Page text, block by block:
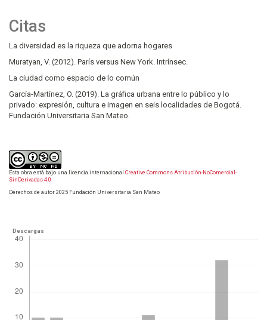
Citas
La diversidad es la riqueza que adorna hogares
Muratyan, V. (2012). París versus New York. Intrínsec.
La ciudad como espacio de lo común
García-Martínez, O. (2019). La gráfica urbana entre lo público y lo
privado: expresión, cultura e imagen en seis localidades de Bogotá.
Fundación Universitaria San Mateo.
Esta obra está bajo una licencia internacional Creative Commons Atribución-NoComercial-
SinDerivadas 4.0.
Derechos de autor 2025 Fundación Universitaria San Mateo
Descargas